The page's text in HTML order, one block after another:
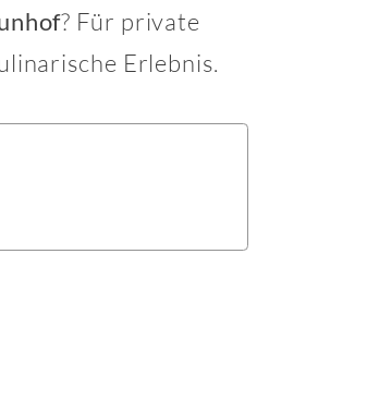
? Für private
Erlebnis.